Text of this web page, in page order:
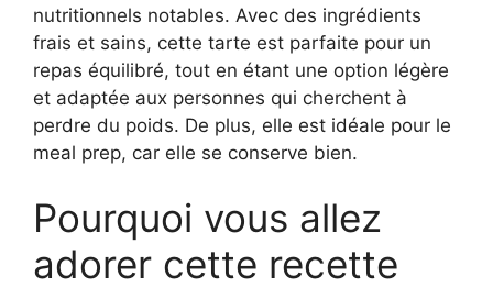
nutritionnels notables. Avec des ingrédients
frais et sains, cette tarte est parfaite pour un
repas équilibré, tout en étant une option légère
et adaptée aux personnes qui cherchent à
perdre du poids. De plus, elle est idéale pour le
meal prep, car elle se conserve bien.
Pourquoi vous allez
adorer cette recette